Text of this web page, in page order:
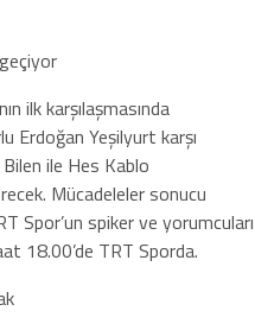
ilk karşılaşmasında
Erdoğan Yeşilyurt karşı
Bilen ile Hes Kablo
Mücadeleler sonucu
Spor’un spiker ve yorumcuları
18.00’de TRT Sporda.